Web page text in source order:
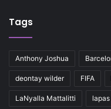
Tags
Anthony Joshua
deontay wilder FIFA
LaNyalla Mattalitti